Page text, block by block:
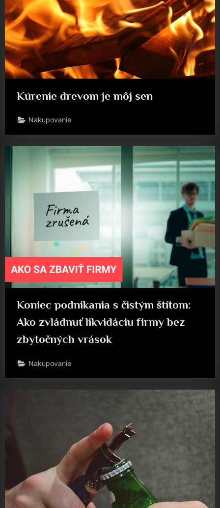
Kúrenie drevom je môj sen
Nakupovanie
Koniec podnikania s čistým štítom:
Ako zvládnuť likvidáciu firmy bez
zbytočných vrások
Nakupovanie